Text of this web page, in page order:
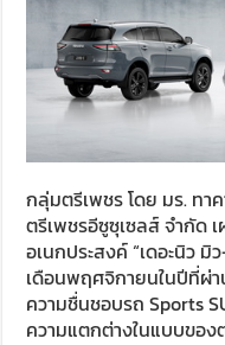
กลุ่มตรีเพชร โดย มร. ทา
ตรีเพชรอีซูซุเซลส์ จำกัด
อเนกประสงค์ “เดอะนิว มิ
เดือนพฤศจิกายนในปีที่ผ่
ความชื่นชอบรถ Sports
ความแตกต่างในแบบของ